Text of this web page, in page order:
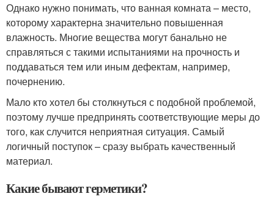
Однако нужно понимать, что ванная комната – место,
которому характерна значительно повышенная
влажность. Многие вещества могут банально не
справляться с такими испытаниями на прочность и
поддаваться тем или иным дефектам, например,
почернению.
Мало кто хотел бы столкнуться с подобной проблемой,
поэтому лучше предпринять соответствующие меры до
того, как случится неприятная ситуация. Самый
логичный поступок – сразу выбрать качественный
материал.
Какие бывают герметики?